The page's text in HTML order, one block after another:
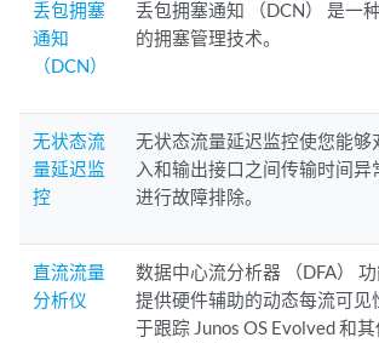
丢包拥塞
通知
（DCN）
丢包拥塞通知 （DCN） 是一
的拥塞管理技术。
无状态流
量延迟监
控
无状态流量延迟监控使您能够
入和输出接口之间传输时间异
进行故障排除。
直流流量
分析仪
数据中心流分析器 （DFA）
提供硬件辅助的动态每流可见
于跟踪 Junos OS Evolved 和